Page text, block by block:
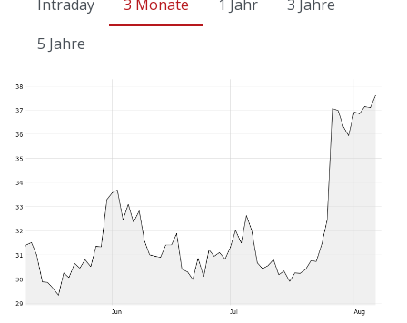
Intraday 3 Monate 1 Jahr
3 Jahre
5 Jahre